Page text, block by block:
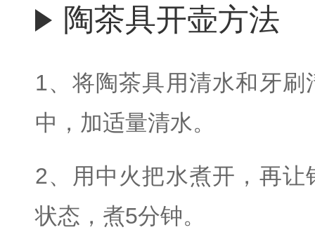
陶茶具开壶方法
1、将陶茶具用清水和牙刷
中，加适量清水。
2、用中火把水煮开，再让
状态，煮5分钟。